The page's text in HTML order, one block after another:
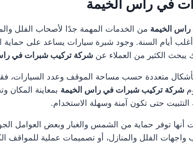
في راس الخيمة
الخيمة من الخدمات المهمة جدًا لأصحاب الفلل
أيام السنة. وجود شبرة سيارات يساعد على حماية
يبحث الكثير من العملاء عن شركة تركيب شبرات في
متعددة حسب مساحة الموقف وعدد السيارات،
شركة تركيب شبرات في راس الخيمة بمعاينة المكان
التثبيت حتى تكون آمنة وسهلة الاستخدام.
توفر حماية من الشمس والغبار وبعض العوامل
الفلل والمنازل، أو تصميمات عملية للمواقف